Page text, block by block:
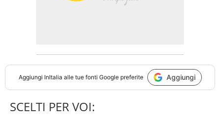
Aggiungi InItalia alle tue fonti Google preferite Aggiungi
SCELTI PER VOI: